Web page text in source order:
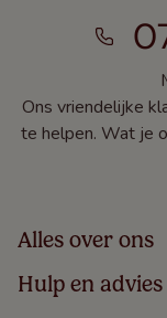
Ons vriendelijke
te helpen. Wat je
Alles over ons
Home
Over
Hulp en advies